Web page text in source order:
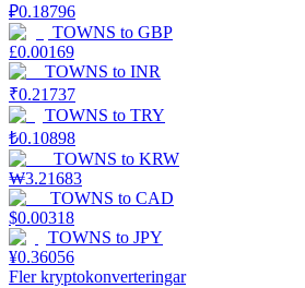
₽0.18796
TOWNS to GBP
£0.00169
TOWNS to INR
₹0.21737
TOWNS to TRY
₺0.10898
TOWNS to KRW
₩3.21683
TOWNS to CAD
$0.00318
TOWNS to JPY
¥0.36056
Fler kryptokonverteringar